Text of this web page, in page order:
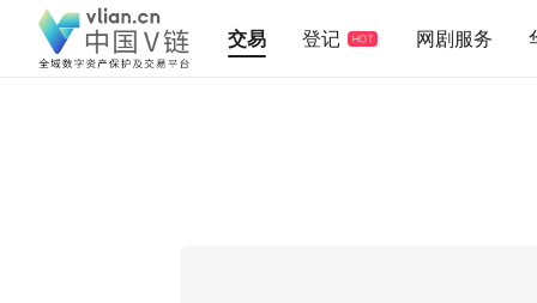
交易 登记 HOT 网剧服务